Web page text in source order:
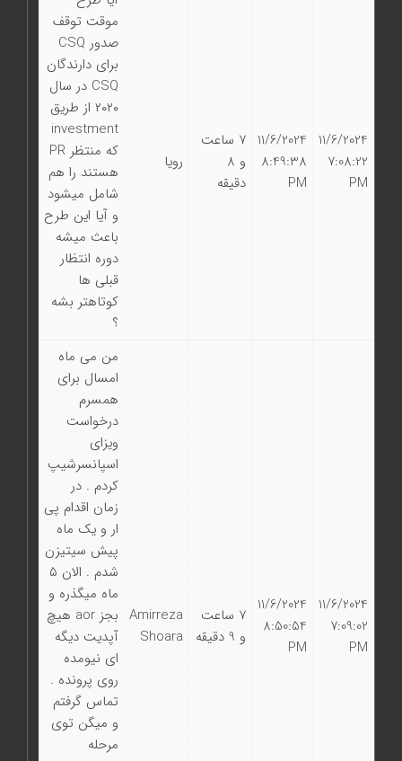
11/6/2024
7:08:22
PM
11/6/2024
8:49:38
PM
7 ساعت
و 8
دقیقه
رويا
موقت توقف
صدور CSQ
براى دارندگان
CSQ در سال
٢٠٢٠ از طريق
investment
كه منتظر PR
هستند را هم
شامل ميشود
و آيا اين طرح
باعث ميشه
دوره انتظار
قبلى ها
كوتاهتر بشه
؟
11/6/2024
7:09:02
PM
11/6/2024
8:50:54
PM
7 ساعت
و 9 دقیقه
Amirreza
Shoara
من می ماه
امسال برای
همسرم
درخواست
ویزای
اسپانسرشیپ
کردم . در
زمان اقدام پی
ار و یک ماه
پیش سیتیزن
شدم . الان ۵
ماه میگذره و
بجز aor هیچ
آپدیت دیگه
ای نیومده
روی پرونده .
تماس گرفتم
و میگن توی
مرحله